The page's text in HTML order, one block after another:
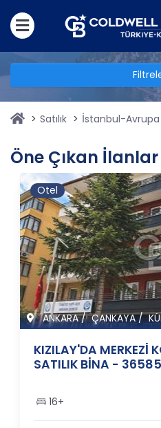
Satılık İstanbul-Avrupa
Öne Çıkan İlanlar
Otel
ANKARA/ ÇANKAYA/
KIZILAY'DA MERKEZİ
SATILIK BİNA -
16+